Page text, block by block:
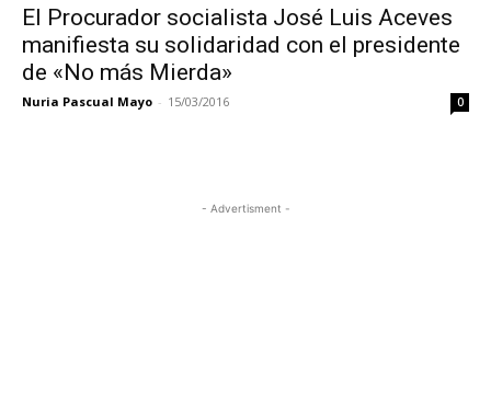
El Procurador socialista José Luis Aceves
manifiesta su solidaridad con el presidente
de «No más Mierda»
Nuria Pascual Mayo - 15/03/2016 0
- Advertisment -